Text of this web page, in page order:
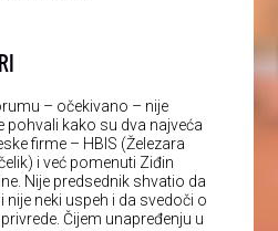
– očekivano – nije
pohvali kako su dva najveća
firme – HBIS (Železara
i već pomenuti Ziđin
Nije predsednik shvatio da
nije neki uspeh i da svedoči o
Čijem unapređenju u